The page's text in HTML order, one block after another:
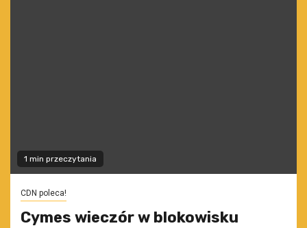
1 min przeczytania
CDN poleca!
Cymes wieczór w blokowisku